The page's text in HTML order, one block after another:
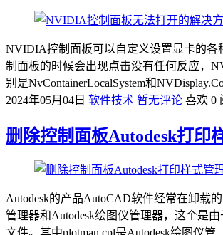
NVIDIA控制面板可以自定义设置显卡的
制面板的时候会出现点击没有任何反应，
别是NvContainerLocalSystem和
2024年05月04日 软件技术 暂无评论 喜欢 0
删除控制面板Autodesk打印
Autodesk的产品AutoCAD软件经常在卸载
管理器和Autodesk绘图仪管理器，这个是